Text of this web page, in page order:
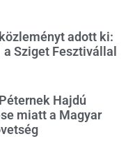
adott ki:
Sziget Fesztivállal
Hajdú
miatt a Magyar